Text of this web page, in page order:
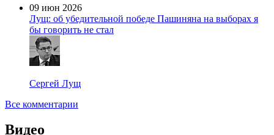
09 июн 2026
Лущ: об убедительной победе Пашиняна на выборах я
бы говорить не стал
Сергей Лущ
Все комментарии
Видео